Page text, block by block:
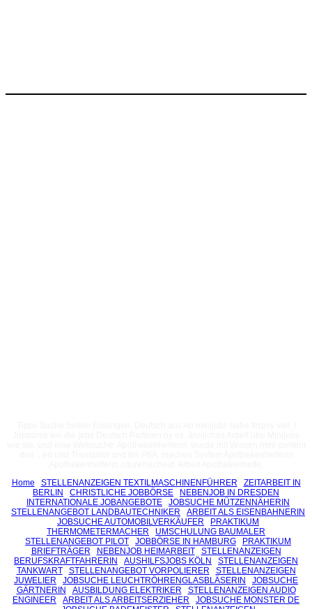
Home
STELLENANZEIGEN TEXTILMASCHINENFÜHRER
ZEITARBEIT IN
BERLIN
CHRISTLICHE JOBBÖRSE
NEBENJOB IN DRESDEN
INTERNATIONALE JOBANGEBOTE
JOBSUCHE MÜTZENNÄHERIN
STELLENANGEBOT LANDBAUTECHNIKER
ARBEIT ALS EISENBAHNERIN
JOBSUCHE AUTOMOBILVERKÄUFER
PRAKTIKUM
THERMOMETERMACHER
UMSCHULUNG BAUMALER
STELLENANGEBOT PILOT
JOBBÖRSE IN HAMBURG
PRAKTIKUM
BRIEFTRÄGER
NEBENJOB HEIMARBEIT
STELLENANZEIGEN
BERUFSKRAFTFAHRERIN
AUSHILFSJOBS KÖLN
STELLENANZEIGEN
TANKWART
STELLENANGEBOT VORPOLIERER
STELLENANZEIGEN
JUWELIER
JOBSUCHE LEUCHTRÖHRENGLASBLÄSERIN
JOBSUCHE
GÄRTNERIN
AUSBILDUNG ELEKTRIKER
STELLENANZEIGEN AUDIO
ENGINEER
ARBEIT ALS ARBEITSERZIEHER
JOBSUCHE MONSTER DE